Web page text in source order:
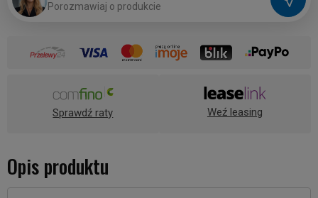
Porozmawiaj o produkcie
Sprawdź raty Weź leasing
Opis produktu